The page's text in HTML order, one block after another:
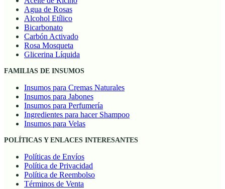
Agua de Rosas
Alcohol Etílico
Bicarbonato
Carbón Activado
Rosa Mosqueta
Glicerina Líquida
FAMILIAS DE INSUMOS
Insumos para Cremas Naturales
Insumos para Jabones
Insumos para Perfumería
Ingredientes para hacer Shampoo
Insumos para Velas
POLÍTICAS Y ENLACES INTERESANTES
Políticas de Envíos
Política de Privacidad
Política de Reembolso
Términos de Venta